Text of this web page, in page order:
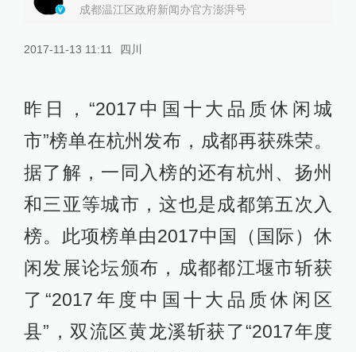
成都温江区政府新闻办官方澎湃号
2017-11-13 11:11 四川
昨日，“2017中国十大品质休闲城
市”榜单在杭州发布，成都再获殊荣。
据了解，一同入榜的还有杭州、扬州
和三亚等城市，这也是成都第五次入
榜。此项榜单由2017中国（国际）休
闲发展论坛颁布，成都都江堰市斩获
了“2017年度中国十大品质休闲区
县”，双流区黄龙溪斩获了“2017年度